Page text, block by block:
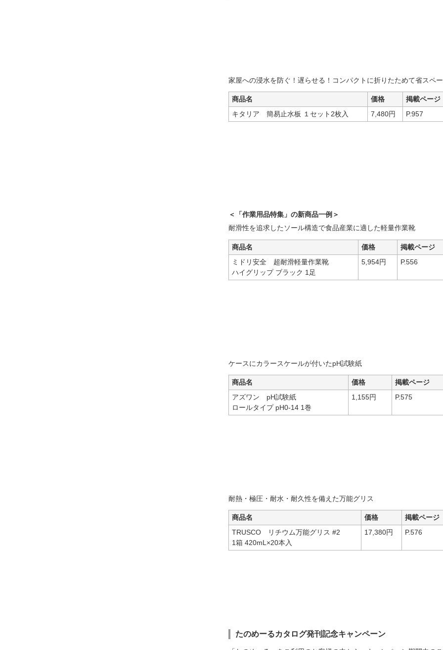
家屋への浸水を防ぐ！遅らせる！コンパクトに折りたためて省スペ
商品名 価格
掲載ページ
キタリア 簡易止水板 １セット2枚入
7,480円 P.957
＜「作業用品特集」の新商品一例＞
耐滑性を追求したソール構造で食品産業に適した軽量作業靴
商品名 価格
掲載ページ
ミドリ安全 超耐滑軽量作業靴
ハイグリップ ブラック 1足
5,954円 P.556
ケースにカラースケールが付いたpH試験紙
商品名 価格
掲載ページ
アズワン pH試験紙
ロールタイプ pH0-14 1巻
1,155円 P.575
耐熱・極圧・耐水・耐久性を備えた万能グリス
商品名 価格
掲載ページ
TRUSCO リチウム万能グリス #2
1箱 420mL×20本入
17,380円 P.576
たのめーるカタログ発刊記念キャンペーン